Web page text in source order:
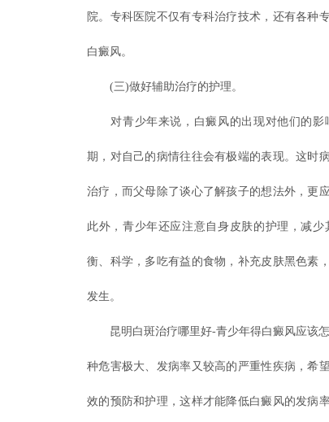
院。专科医院不仅有专科治疗技术，还有各种
白癜风。
(三)做好辅助治疗的护理。
对青少年来说，白癜风的出现对他们的影
期，对自己的病情往往会有极端的表现。这时
治疗，而父母除了谈心了解孩子的想法外，更
此外，青少年还应注意自身皮肤的护理，减
衡、科学，多吃有益的食物，补充皮肤黑色素
发生。
昆明白斑治疗哪里好-青少年得白癜风应该
种危害极大、发病率又较高的严重性疾病，希
效的预防和护理，这样才能降低白癜风的发病